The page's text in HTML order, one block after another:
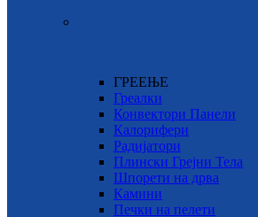
ГРЕЕЊЕ
Греалки
Конвектори Панели
Калорифери
Радијатори
Плински Грејни Тела
Шпорети на дрва
Камини
Печки на пелети